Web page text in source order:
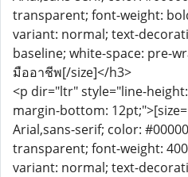
transparent; font-weight:
variant: normal; text-
baseline; white-space: pre-
มืออาชีพ[/size]</h3>
<p dir="ltr" style="line-
margin-bottom:
Arial,sans-serif; color:
transparent; font-weight:
variant: normal; text-